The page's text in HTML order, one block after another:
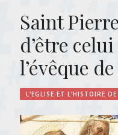
Saint
d’être
l’évêque
L'EGLISE ET L'HISTOIRE DE